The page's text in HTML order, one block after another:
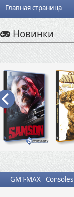
Главная страница
Новинки
GMT-MAX Consoles